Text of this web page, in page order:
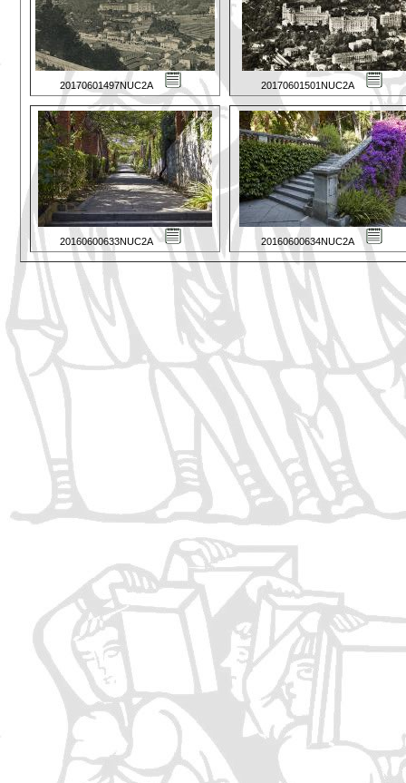
20170601497NUC2A 20170601501NUC2A
20160600633NUC2A 20160600634NUC2A